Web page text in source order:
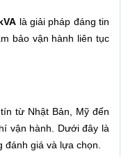
là giải pháp đáng tin
bảo vận hành liên tục
từ Nhật Bản, Mỹ đến
vận hành. Dưới đây là
giá và lựa chọn.